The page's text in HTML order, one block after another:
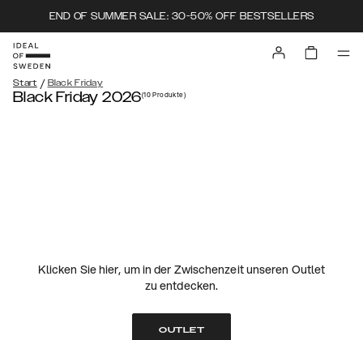
END OF SUMMER SALE: 30-50% OFF BESTSELLERS
Start / Black Friday
Black Friday 2026(10Produkte)
Klicken Sie hier, um in der Zwischenzeit unseren Outlet
zu entdecken.
OUTLET